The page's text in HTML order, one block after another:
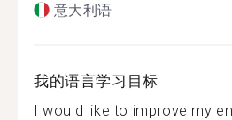
意大利语
我的语言学习目标
I would like to improve my